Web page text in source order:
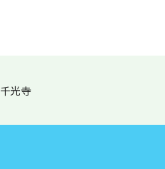
千光寺